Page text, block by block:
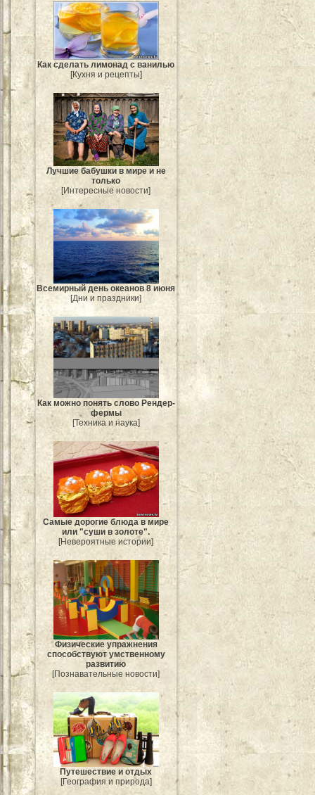
Как сделать лимонад с ванилью
[Кухня и рецепты]
Лучшие бабушки в мире и не
только
[Интересные новости]
Всемирный день океанов 8 июня
[Дни и праздники]
Как можно понять слово Рендер-
фермы
[Техника и наука]
Самые дорогие блюда в мире
или "суши в золоте".
[Невероятные истории]
Физические упражнения
способствуют умственному
развитию
[Познавательные новости]
Путешествие и отдых
[География и природа]